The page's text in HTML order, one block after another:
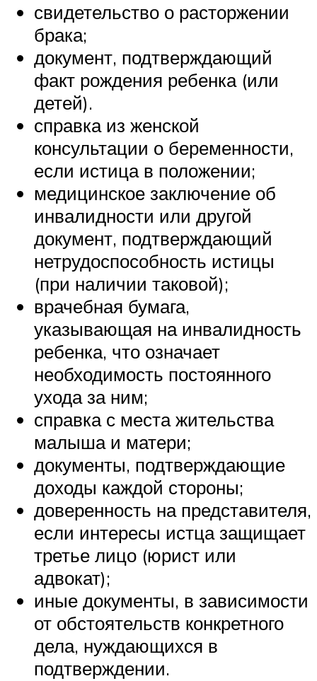
свидетельство о расторжении
брака;
документ, подтверждающий
факт рождения ребенка (или
детей).
справка из женской
консультации о беременности,
если истица в положении;
медицинское заключение об
инвалидности или другой
документ, подтверждающий
нетрудоспособность истицы
(при наличии таковой);
врачебная бумага,
указывающая на инвалидность
ребенка, что означает
необходимость постоянного
ухода за ним;
справка с места жительства
малыша и матери;
документы, подтверждающие
доходы каждой стороны;
доверенность на представителя,
если интересы истца защищает
третье лицо (юрист или
адвокат);
иные документы, в зависимости
от обстоятельств конкретного
дела, нуждающихся в
подтверждении.